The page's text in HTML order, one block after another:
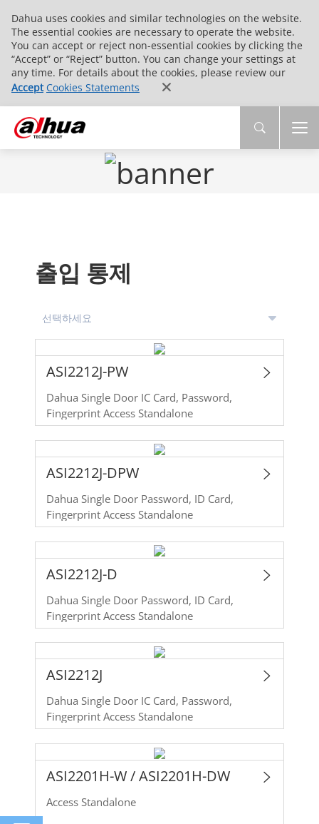
Dahua uses cookies and similar technologies on the website.
The essential cookies are necessary to operate the website.
You can accept or reject non-essential cookies by clicking the
“Accept” or “Reject” button. You can change your settings at
any time. For details about the cookies, please review our
Accept Cookies Statements
출입 통제
ASI2212J-PW
Dahua Single Door IC Card, Password,
Fingerprint Access Standalone
ASI2212J-DPW
Dahua Single Door Password, ID Card,
Fingerprint Access Standalone
ASI2212J-D
Dahua Single Door Password, ID Card,
Fingerprint Access Standalone
ASI2212J
Dahua Single Door IC Card, Password,
Fingerprint Access Standalone
ASI2201H-W / ASI2201H-DW
Access Standalone